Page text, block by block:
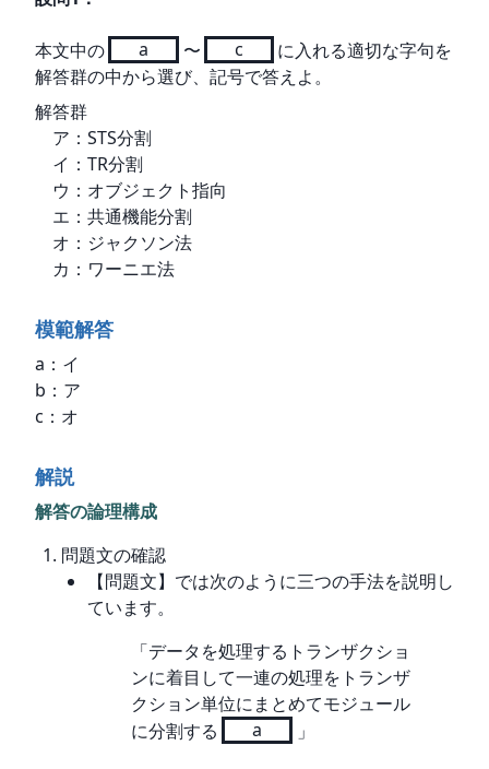
本文中の a 〜 c
に入れる適切な字句を
解答群の中から選び、記号で答えよ。
解答群
ア：STS分割
イ：TR分割
ウ：オブジェクト指向
エ：共通機能分割
オ：ジャクソン法
カ：ワーニエ法
模範解答
a：イ
b：ア
c：オ
解説
解答の論理構成
問題文の確認
【問題文】では次のように三つの手法を説明し
ています。
「データを処理するトランザクショ
ンに着目して一連の処理をトランザ
クション単位にまとめてモジュール
に分割する
a 」